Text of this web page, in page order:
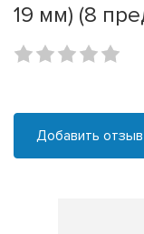
19 мм) (8
Добавить отзыв